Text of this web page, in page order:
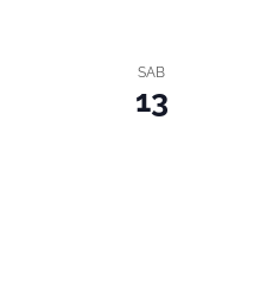
SAB
13